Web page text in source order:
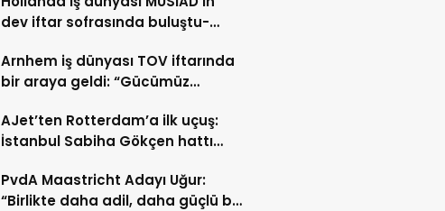
dev iftar sofrasında buluştu-
Arnhem iş dünyası TOV iftarında
bir araya geldi: “Gücümüz
AJet’ten Rotterdam’a ilk uçuş:
İstanbul Sabiha Gökçen hattı
PvdA Maastricht Adayı Uğur:
“Birlikte daha adil, daha güçlü bir